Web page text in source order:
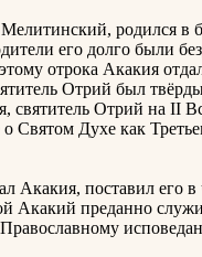
родился в
его долго были
отрока Акакия
Отрий был
святитель Отрий на II
о Святом Духе как
Акакия, поставил его в
Акакий преданно